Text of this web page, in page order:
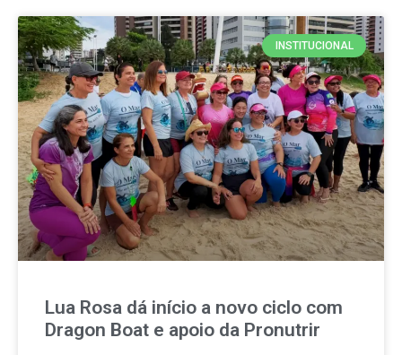
INSTITUCIONAL
Lua Rosa dá início a novo ciclo com
Dragon Boat e apoio da Pronutrir